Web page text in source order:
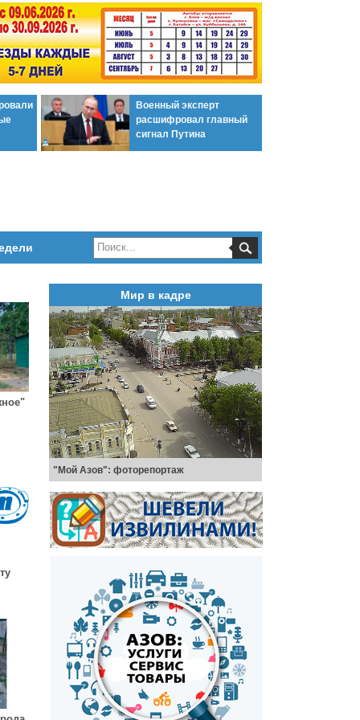
Военный эксперт
расшифровал главный
сигнал Путина
Мир в кадре
"Мой Азов": фоторепортаж